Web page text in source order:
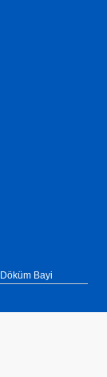
Bayi
222 01 06.